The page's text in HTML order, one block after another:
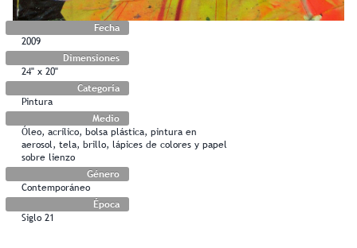
Fecha
2009
Dimensiones
24" x 20"
Categoría
Pintura
Medio
Óleo, acrílico, bolsa plástica, pintura en
aerosol, tela, brillo, lápices de colores y papel
sobre lienzo
Género
Contemporáneo
Época
Siglo 21